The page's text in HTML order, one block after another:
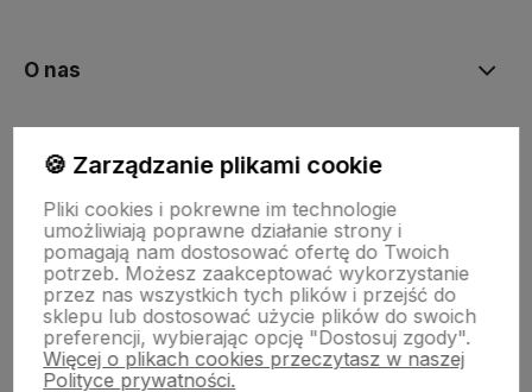
O nas
Moje konto
Bestsellery
Płatności i dostawa
🍪 Zarządzanie plikami cookie
Pliki cookies i pokrewne im technologie
umożliwiają poprawne działanie strony i
pomagają nam dostosować ofertę do Twoich
potrzeb. Możesz zaakceptować wykorzystanie
przez nas wszystkich tych plików i przejść do
sklepu lub dostosować użycie plików do swoich
preferencji, wybierając opcję "Dostosuj zgody".
Więcej o plikach cookies przeczytasz w naszej
Polityce prywatności.